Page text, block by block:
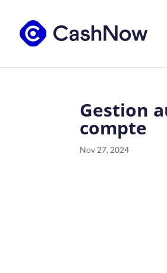
Gestion
compte
Nov 27, 2024